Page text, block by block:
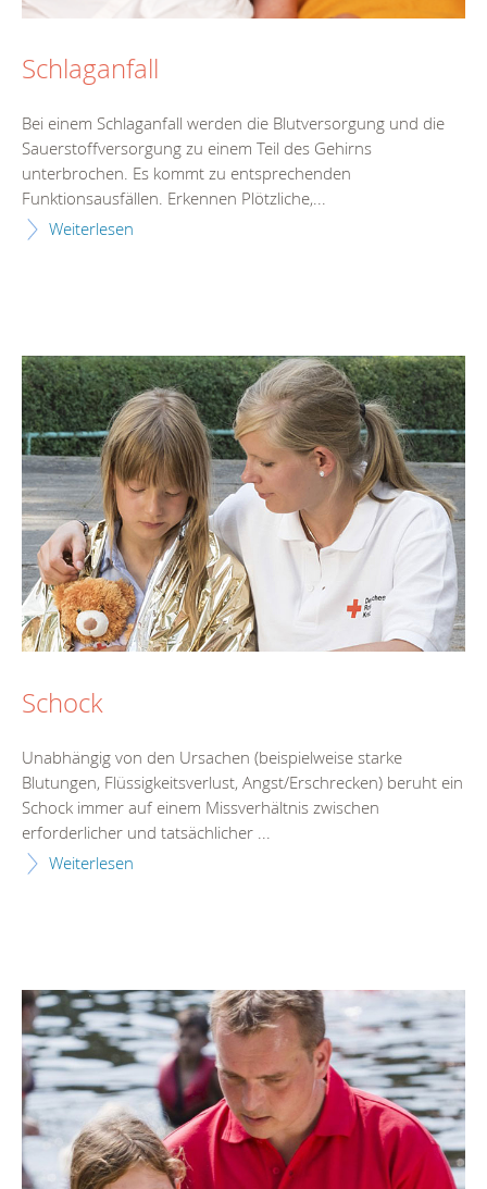
Schlaganfall
Bei einem Schlaganfall werden die Blutversorgung und die
Sauerstoffversorgung zu einem Teil des Gehirns
unterbrochen. Es kommt zu entsprechenden
Funktionsausfällen. Erkennen Plötzliche,...
Weiterlesen
Schock
Unabhängig von den Ursachen (beispielweise starke
Blutungen, Flüssigkeitsverlust, Angst/Erschrecken) beruht ein
Schock immer auf einem Missverhältnis zwischen
erforderlicher und tatsächlicher ...
Weiterlesen